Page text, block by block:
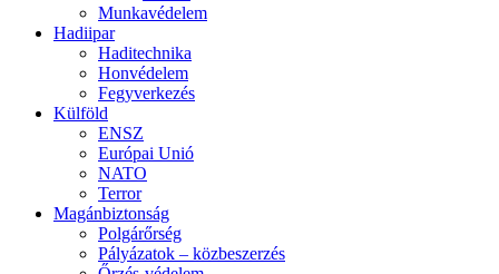
Munkavédelem
Hadiipar
Haditechnika
Honvédelem
Fegyverkezés
Külföld
ENSZ
Európai Unió
NATO
Terror
Magánbiztonság
Polgárőrség
Pályázatok – közbeszerzés